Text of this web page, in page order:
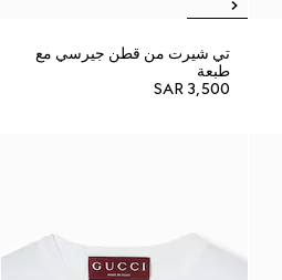
تي شيرت من قطن جيرسي مع
طبعة
SAR 3,500